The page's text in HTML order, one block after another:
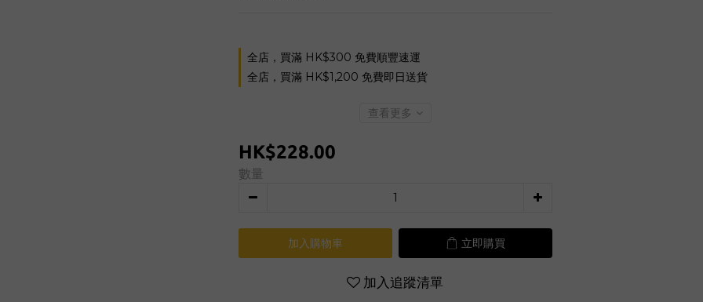
全店，買滿 HK$300 免費順豐速運
全店，買滿 HK$1,200 免費即日送貨
查看更多
HK$228.00
數量
加入購物車 立即購買
加入追蹤清單